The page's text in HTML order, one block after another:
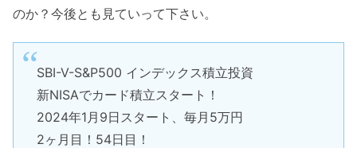
のか？今後とも見ていって下さい。
SBI-V-S&P500 インデックス積立投資
新NISAでカード積立スタート！
2024年1月9日スタート、毎月5万円
2ヶ月目！54日目！